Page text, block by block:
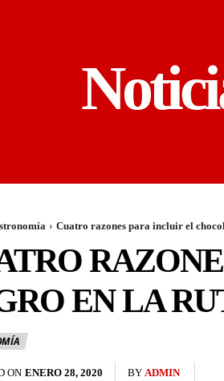
Cuatro razones para incluir el
EN LA
ON ENERO 28, 2020 BY ADMIN